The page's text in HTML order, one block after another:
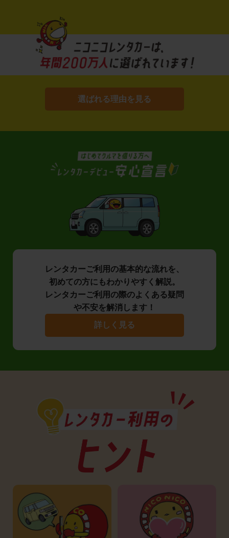
選ばれる理由を見る
レンタカーご利用の基本的な流れを、
初めての方にもわかりやすく解説。
レンタカーご利用の際のよくある疑問
や不安を解消します！
詳しく見る